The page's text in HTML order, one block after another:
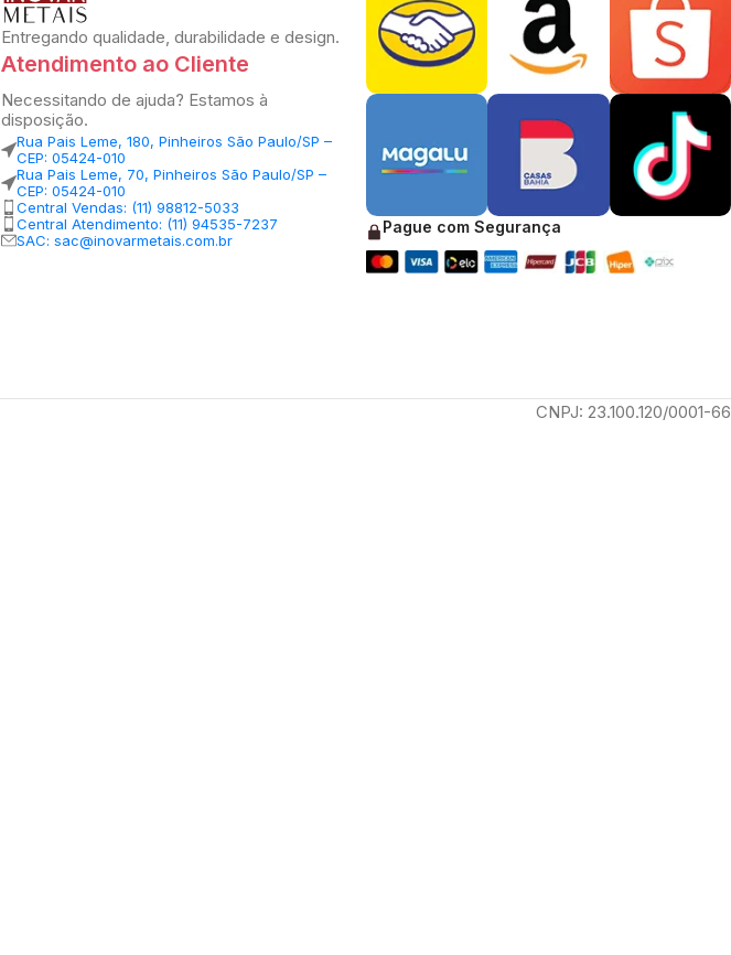
Entregando qualidade, durabilidade e design.
Atendimento ao Cliente
Necessitando de ajuda? Estamos à
disposição.
Rua Pais Leme, 180, Pinheiros São Paulo/SP –
CEP: 05424-010
Rua Pais Leme, 70, Pinheiros São Paulo/SP –
CEP: 05424-010
Central Vendas: (11) 98812-5033
Central Atendimento: (11) 94535-7237
SAC: sac@inovarmetais.com.br
Pague com Segurança
CNPJ: 23.100.120/0001-66